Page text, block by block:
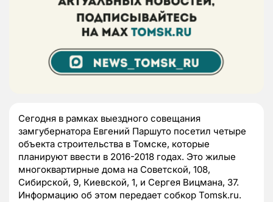
Сегодня в рамках выездного совещания
замгубернатора Евгений Паршуто посетил четыре
объекта строительства в Томске, которые
планируют ввести в 2016-2018 годах. Это жилые
многоквартирные дома на Советской, 108,
Сибирской, 9, Киевской, 1, и Сергея Вицмана, 37.
Информацию об этом передает собкор Tomsk.ru.